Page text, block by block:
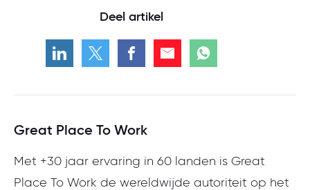
Deel artikel
Great Place To Work
Met +30 jaar ervaring in 60 landen is Great
Place To Work de wereldwijde autoriteit op het